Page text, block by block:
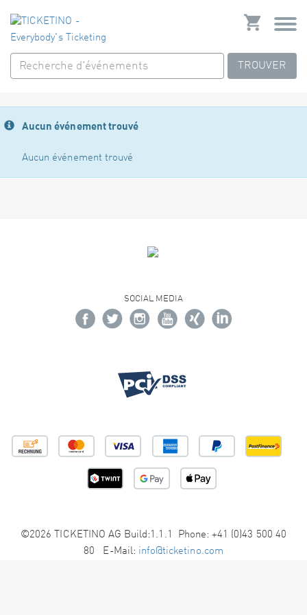
TROUVER
Aucun événement trouvé
Aucun événement trouvé
SOCIAL MEDIA
©2026 TICKETINO AG Build:1.1.1 Phone: +41 (0)43 500 40
80 E-Mail: info@ticketino.com